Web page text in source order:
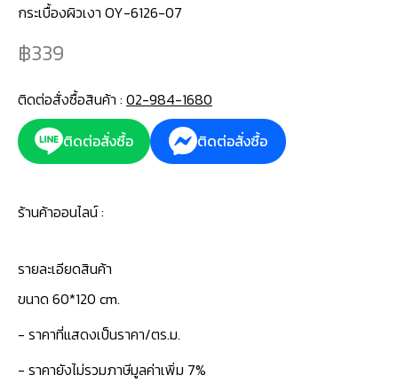
กระเบื้องผิวเงา OY-6126-07
339
ติดต่อสั่งซื้อสินค้า : 02-984-1680
ติดต่อสั่งซื้อ
ติดต่อสั่งซื้อ
ร้านค้าออนไลน์ :
รายละเอียดสินค้า
ขนาด 60*120 cm.
- ราคาที่แสดงเป็นราคา/ตร.ม.
- ราคายังไม่รวมภาษีมูลค่าเพิ่ม 7%